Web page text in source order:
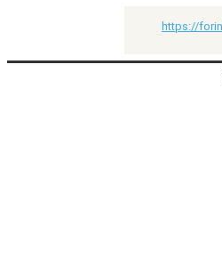
https://